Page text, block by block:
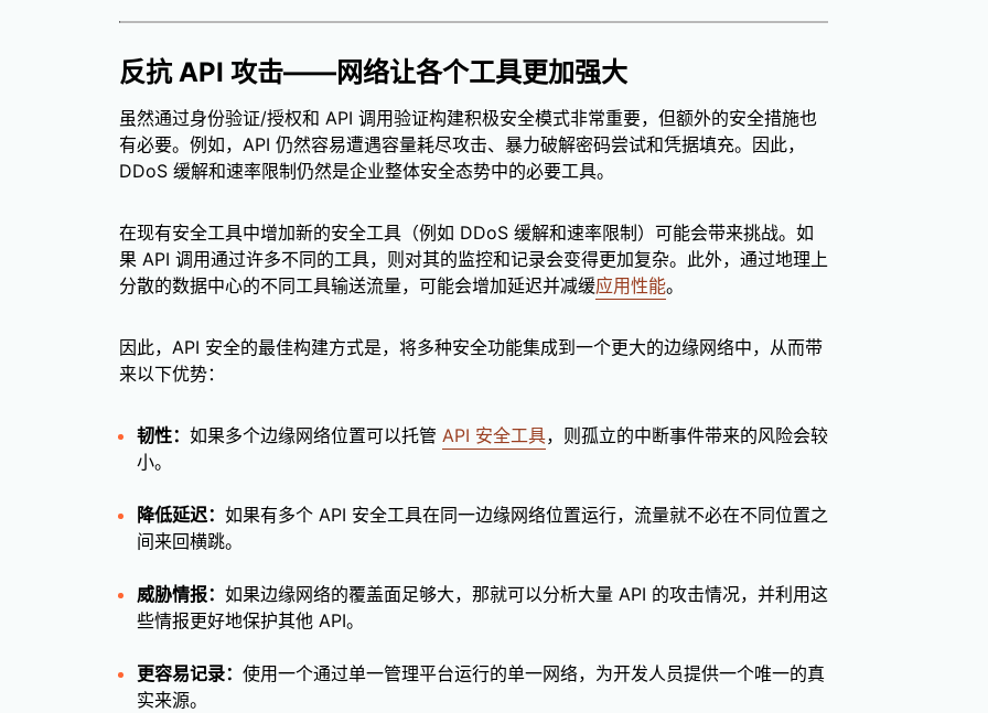
反抗 API 攻击——网络让各个工具更加强大
虽然通过身份验证/授权和 API 调用验证构建积极安全模式非常重要，但额外的安全措施也
有必要。例如，API 仍然容易遭遇容量耗尽攻击、暴力破解密码尝试和凭据填充。因此，
DDoS 缓解和速率限制仍然是企业整体安全态势中的必要工具。
在现有安全工具中增加新的安全工具（例如 DDoS 缓解和速率限制）可能会带来挑战。如
果 API 调用通过许多不同的工具，则对其的监控和记录会变得更加复杂。此外，通过地理上
分散的数据中心的不同工具输送流量，可能会增加延迟并减缓应用性能。
因此，API 安全的最佳构建方式是，将多种安全功能集成到一个更大的边缘网络中，从而带
来以下优势：
韧性： 如果多个边缘网络位置可以托管 API 安全工具，则孤立的中断事件带来的风险会较
小。
降低延迟： 如果有多个 API 安全工具在同一边缘网络位置运行，流量就不必在不同位置之
间来回横跳。
威胁情报： 如果边缘网络的覆盖面足够大，那就可以分析大量 API 的攻击情况，并利用这
些情报更好地保护其他 API。
更容易记录： 使用一个通过单一管理平台运行的单一网络，为开发人员提供一个唯一的真
实来源。